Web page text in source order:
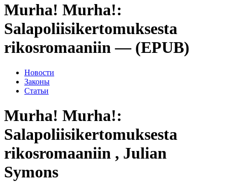
Murha! Murha!:
Salapoliisikertomuksesta
rikosromaaniin — (EPUB)
Новости
Законы
Статьи
Murha! Murha!:
Salapoliisikertomuksesta
rikosromaaniin , Julian
Symons